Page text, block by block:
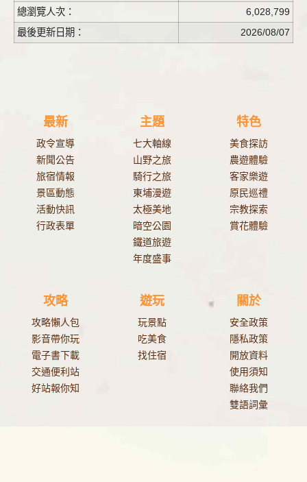
總瀏覽人次：
6,028,799
最後更新日期：
2026/08/07
最新
政令宣導
新聞公告
旅宿情報
景區動態
活動快訊
行政表單
主題
七大軸線
山野之旅
騎行之旅
東埔漫遊
太極美地
暗空公園
鐵道旅遊
年度盛事
特色
美食探訪
農遊體驗
客家樂遊
原民巡禮
宗教探索
賞花體驗
攻略
攻略懶人包
影音帶你玩
電子書下載
交通便利站
好站報你知
遊玩
玩景點
吃美食
找住宿
關於
安全政策
隱私政策
開放資料
使用須知
聯絡我們
雙語詞彙